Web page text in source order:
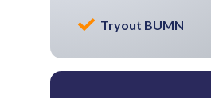
Tryout BUMN